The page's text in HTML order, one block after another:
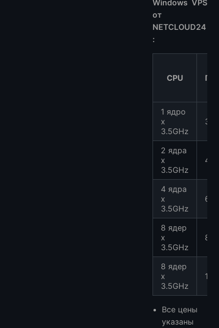
Windows VPS
от
NETCLOUD24
:
CPU
1 ядро
x
3.5GHz
2 ядра
x
3.5GHz
4 ядра
x
3.5GHz
8 ядер
x
3.5GHz
8 ядер
x
3.5GHz
Все цены
указаны